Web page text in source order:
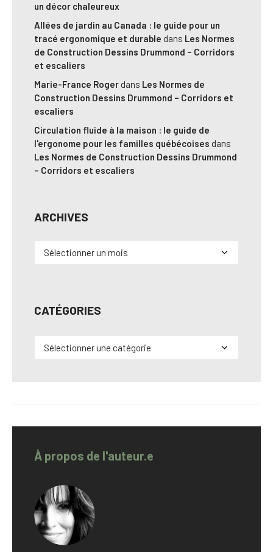
un décor chaleureux
Allées de jardin au Canada : le guide pour un
tracé ergonomique et durable dans Les Normes
de Construction Dessins Drummond – Corridors
et escaliers
Marie-France Roger dans Les Normes de
Construction Dessins Drummond – Corridors et
escaliers
Circulation fluide à la maison : le guide de
l'ergonome pour les familles québécoises dans
Les Normes de Construction Dessins Drummond
– Corridors et escaliers
ARCHIVES
Archives
CATÉGORIES
Catégories
À propos de l'auteur.e